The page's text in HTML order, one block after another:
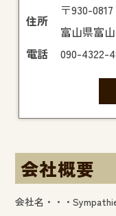
住所
〒930-0817
富山県富
電話
090-4322-
会社概要
会社名・・・